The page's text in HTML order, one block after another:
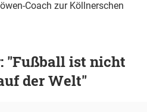
Coach zur Köllnerschen
"Fußball ist nicht
der Welt"